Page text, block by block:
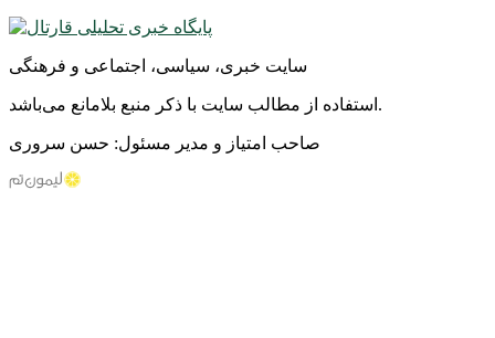
سایت خبری، سیاسی، اجتماعی و فرهنگی
استفاده از مطالب سایت با ذکر منبع بلامانع می‌باشد.
صاحب امتیاز و مدیر مسئول: حسن سروری